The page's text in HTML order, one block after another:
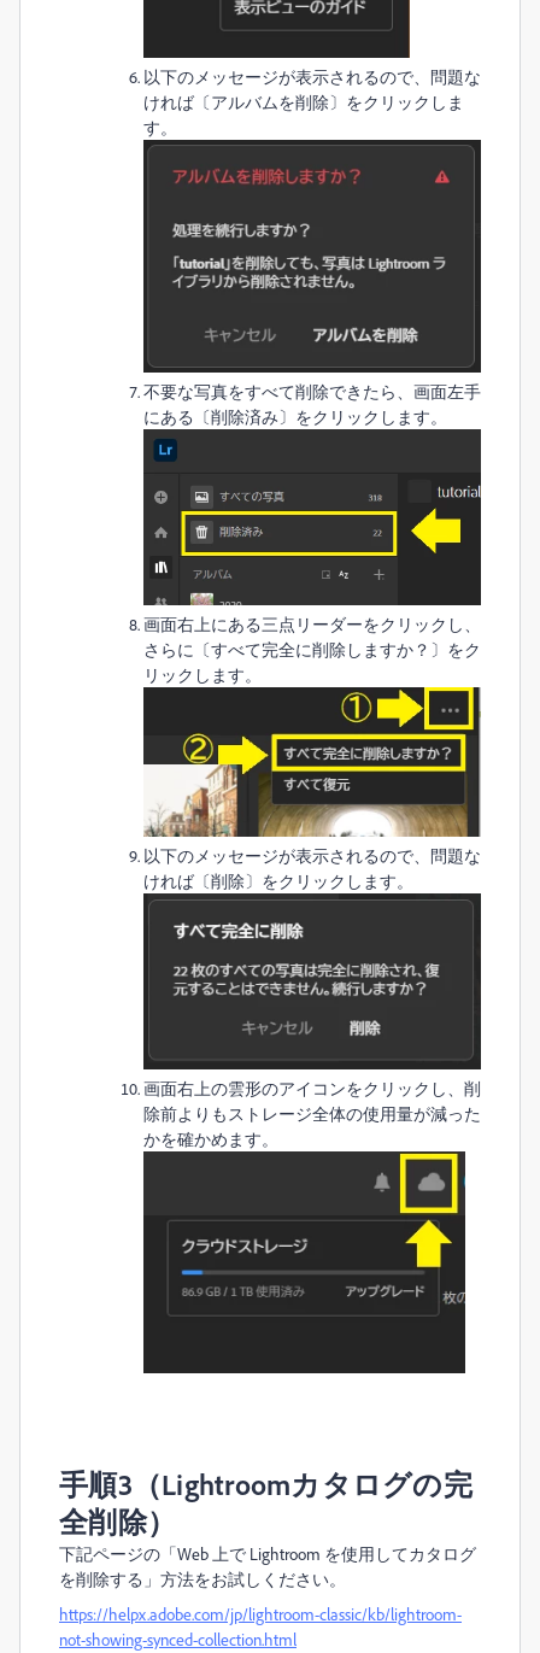
以下のメッセージが表示されるので、問題な
ければ〔アルバムを削除〕をクリックしま
す。
不要な写真をすべて削除できたら、画面左手
にある〔削除済み〕をクリックします。
画面右上にある三点リーダーをクリックし、
さらに〔すべて完全に削除しますか？〕をク
リックします。
以下のメッセージが表示されるので、問題な
ければ〔削除〕をクリックします。
画面右上の雲形のアイコンをクリックし、削
除前よりもストレージ全体の使用量が減った
かを確かめます。
手順3（Lightroomカタログの完
全削除）
下記ページの「Web 上で Lightroom を使用してカタログ
を削除する」方法をお試しください。
https://helpx.adobe.com/jp/lightroom-classic/kb/lightroom-
not-showing-synced-collection.html